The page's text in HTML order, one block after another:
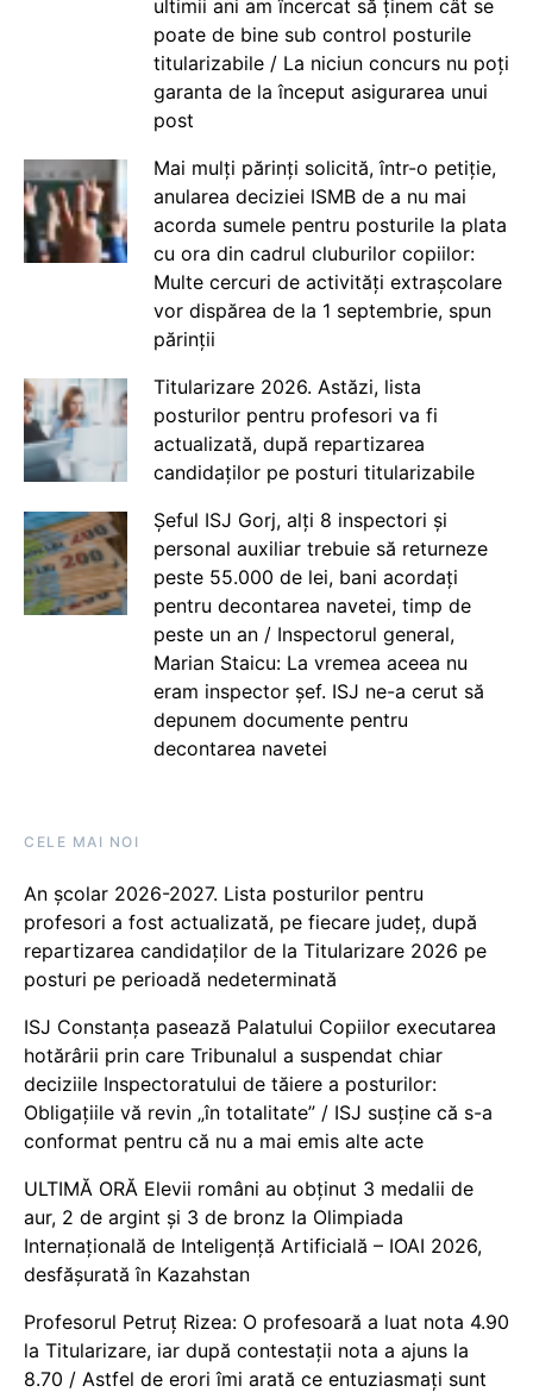
ultimii ani am încercat să ținem cât se
poate de bine sub control posturile
titularizabile / La niciun concurs nu poți
garanta de la început asigurarea unui
post
Mai mulți părinți solicită, într-o petiție,
anularea deciziei ISMB de a nu mai
acorda sumele pentru posturile la plata
cu ora din cadrul cluburilor copiilor:
Multe cercuri de activități extrașcolare
vor dispărea de la 1 septembrie, spun
părinții
Titularizare 2026. Astăzi, lista
posturilor pentru profesori va fi
actualizată, după repartizarea
candidaților pe posturi titularizabile
Șeful ISJ Gorj, alți 8 inspectori și
personal auxiliar trebuie să returneze
peste 55.000 de lei, bani acordați
pentru decontarea navetei, timp de
peste un an / Inspectorul general,
Marian Staicu: La vremea aceea nu
eram inspector șef. ISJ ne-a cerut să
depunem documente pentru
decontarea navetei
CELE MAI NOI
An școlar 2026-2027. Lista posturilor pentru
profesori a fost actualizată, pe fiecare județ, după
repartizarea candidaților de la Titularizare 2026 pe
posturi pe perioadă nedeterminată
ISJ Constanța pasează Palatului Copiilor executarea
hotărârii prin care Tribunalul a suspendat chiar
deciziile Inspectoratului de tăiere a posturilor:
Obligațiile vă revin „în totalitate” / ISJ susține că s-a
conformat pentru că nu a mai emis alte acte
ULTIMĂ ORĂ Elevii români au obținut 3 medalii de
aur, 2 de argint și 3 de bronz la Olimpiada
Internațională de Inteligență Artificială – IOAI 2026,
desfășurată în Kazahstan
Profesorul Petruț Rizea: O profesoară a luat nota 4.90
la Titularizare, iar după contestații nota a ajuns la
8.70 / Astfel de erori îmi arată ce entuziasmați sunt